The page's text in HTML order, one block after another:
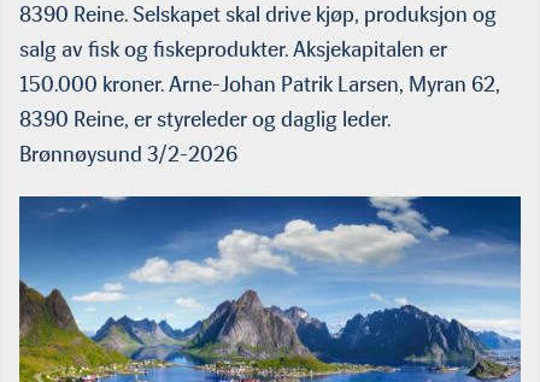
8390 Reine. Selskapet skal drive kjøp, produksjon og
salg av fisk og fiskeprodukter. Aksjekapitalen er
150.000 kroner. Arne-Johan Patrik Larsen, Myran 62,
8390 Reine, er styreleder og daglig leder.
Brønnøysund 3/2-2026